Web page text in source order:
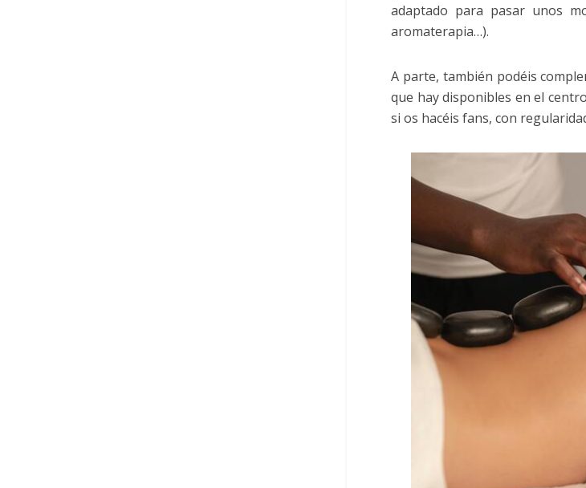
adaptado para pasar unos
aromaterapia…).
A parte, también podéis
que hay disponibles en el
si os hacéis fans, con